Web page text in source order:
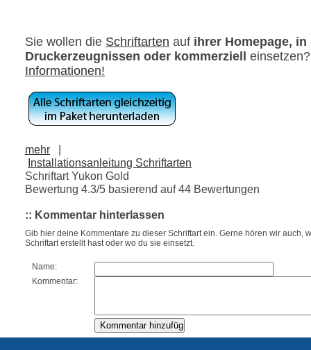
Sie wollen die Schriftarten auf ihrer Homepage, in
Druckerzeugnissen oder kommerziell
Informationen!
mehr
|
Installationsanleitung Schriftarten
Schriftart Yukon Gold
Bewertung 4.3/5 basierend auf44 Bewertungen
:: Kommentar hinterlassen
Gib hier deine Kommentare zu dieser Schriftart ein. Gerne hören wir auch,
Schriftart erstellt hast oder wo du sie einsetzt.
Name:
Kommentar: